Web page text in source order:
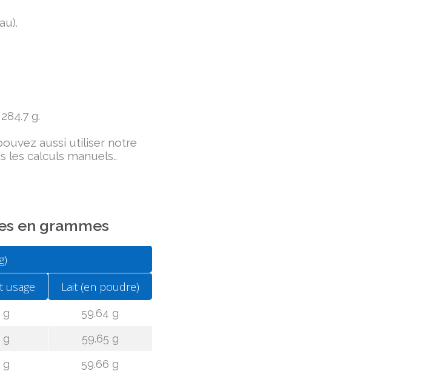
g.
aussi utiliser notre
les calculs manuels..
en grammes
usage Lait (en poudre)
g
59.64 g
g
59.65 g
g
59.66 g